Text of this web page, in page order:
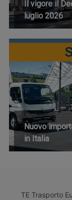
Il vigore il
luglio 2026
Nuovo
in Italia
TE Trasporto